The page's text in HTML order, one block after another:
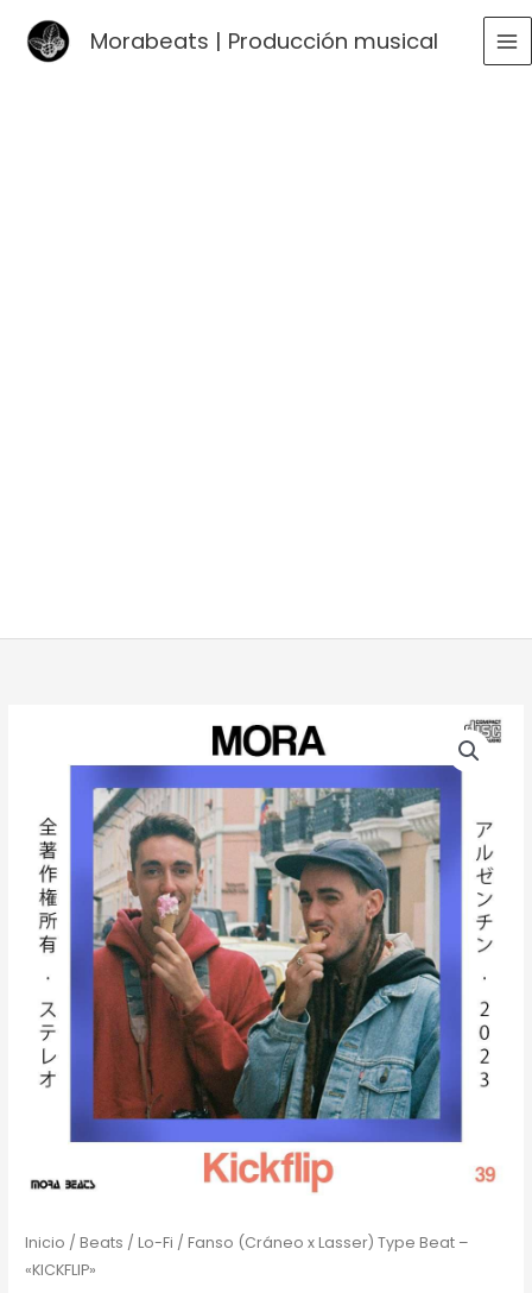
Morabeats | Producción musical
Inicio /Beats /Lo-Fi / Fanso (Cráneo x Lasser) Type Beat –
«KICKFLIP»